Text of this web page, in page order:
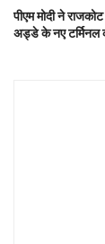
पीएम मोदी ने
अड्डे के नए टर्मिनल